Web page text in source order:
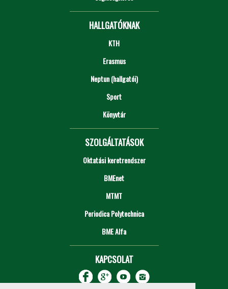
HALLGATÓKNAK
KTH
Erasmus
Neptun (hallgatói)
Sport
Könyvtár
SZOLGÁLTATÁSOK
Oktatási keretrendszer
BMEnet
MTMT
Periodica Polytechnica
BME Alfa
KAPCSOLAT